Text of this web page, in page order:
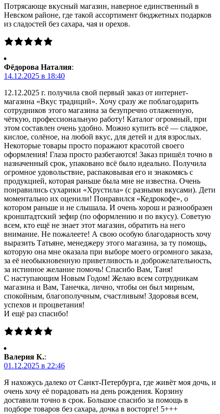
Потрясающе вкусный магазин, наверное единственный в
Невском районе, где такой ассортимент бюджетных подарков
из сладостей без сахара, чая и орехов.
Фёдорова Наталия:
14.12.2025 в 18:40
12.12.2025 г. получила свой первый заказ от интернет-
магазина «Вкус традиций». Хочу сразу же поблагодарить
сотрудников этого магазина за безупречно отлаженную,
чёткую, профессиональную работу! Каталог огромный, при
этом составлен очень удобно. Можно купить всё — сладкое,
кислое, солёное, на любой вкус, для детей и для взрослых.
Некоторые товары просто поражают красотой своего
оформления! Глаза просто разбегаются! Заказ пришёл точно в
назначенный срок, упаковано всё было идеально. Получила
огромное удовольствие, распаковывая его и знакомясь с
продукцией, которая раньше была мне не известна. Очень
понравились сухарики «Хрустила» (с разными вкусами). Дети
моментально их оценили! Понравился «Кедрокофе», о
котором раньше и не слышала. И очень хорош и разнообразен
кронштадтский зефир (по оформлению и по вкусу). Советую
всем, кто ещё не знает этот магазин, обратить на него
внимание. Не пожалеете! А свою особую благодарность хочу
выразить Татьяне, менеджеру этого магазина, за ту помощь,
которую она мне оказала при выборе моего огромного заказа,
за её необыкновенную приветливость и доброжелательность,
за истинное желание помочь! Спасибо Вам, Таня!
С наступающим Новым Годом! Желаю всем сотрудникам
магазина и Вам, Танечка, лично, чтобы он был мирным,
спокойным, благополучным, счастливым! Здоровья всем,
успехов и процветания!
И ещё раз спасибо!
Валерия К.:
01.12.2025 в 22:46
Я нахожусь далеко от Санкт-Петербурга, где живёт моя дочь, и
очень хочу её порадовать на день рождения. Корзину
доставили точно в срок. Большое спасибо за помощь в
подборе товаров без сахара, дочка в восторге! 5+++